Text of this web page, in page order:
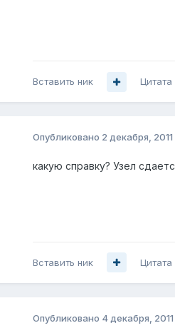
Вставить ник Цитата
Опубликовано 2 декабря, 2011
какую справку? Узел
Вставить ник Цитата
Опубликовано 4 декабря, 2011